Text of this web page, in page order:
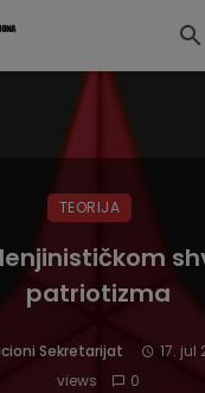
TEORIJA
lenjinističkom
patriotizma
Sekretarijat 17. jul
views
0